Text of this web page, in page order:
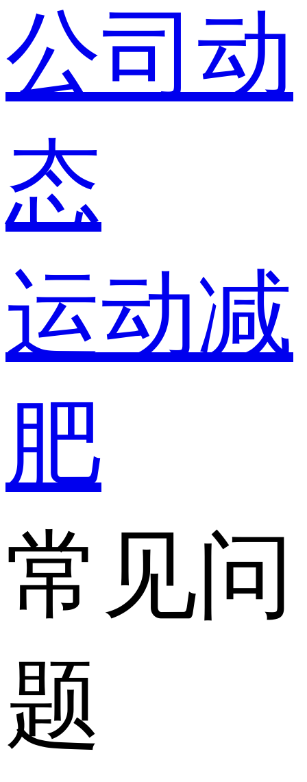
公司动
态
运动减
肥
常见问
题